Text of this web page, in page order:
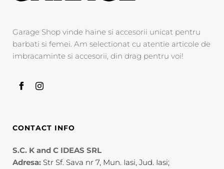
Garage Shop vinde haine si accesorii unicat pentru
barbati si femei. Am selectionat cu atentie articole de
imbracaminte si accesorii, din drag pentru voi!
CONTACT INFO
S.C. K and C IDEAS SRL
Adresa: Str Sf. Sava nr 7, Mun. Iasi, Jud. Iasi;